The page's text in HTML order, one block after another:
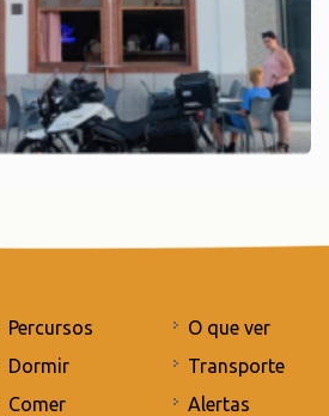
Percursos
Dormir
Comer
O que ver
Transporte
Alertas